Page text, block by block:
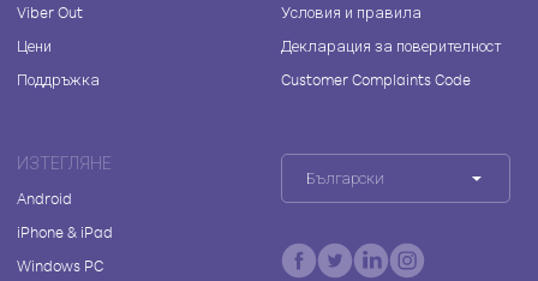
Viber Out
Цени
Поддръжка
Условия и правила
Декларация за поверителност
Customer Complaints Code
ИЗТЕГЛЯНЕ
Android
iPhone & iPad
Windows PC
Български